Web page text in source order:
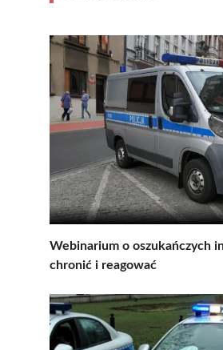
Webinarium o oszukańczych
chronić i reagować